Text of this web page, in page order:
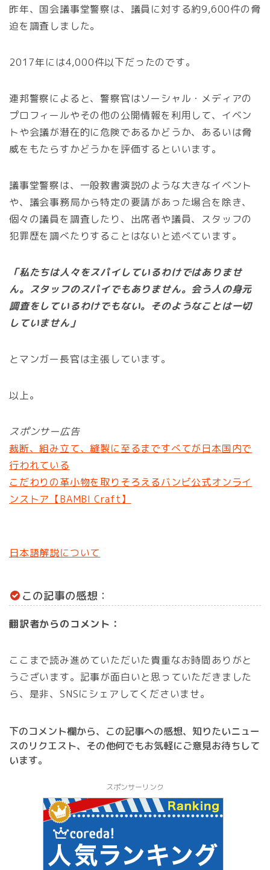
昨年、国会議事堂警察は、議員に対する約9,600件の脅
迫を調査しました。
2017年には4,000件以下だったのです。
連邦警察によると、警察官はソーシャル・メディアの
プロフィールやその他の公開情報を利用して、イベン
トや会議が潜在的に危険であるかどうか、あるいは脅
威をもたらすかどうかを評価するといいます。
議事堂警察は、一般教書演説のような大きなイベント
や、議会事務局から特定の要請があった場合を除き、
個々の議員を調査したり、出席者や議員、スタッフの
犯罪歴を調べたりすることはないと述べています。
「私たちは人々をスパイしているわけではありませ
ん。スタッフのスパイでもありません。会う人の身元
調査をしているわけでもない。そのようなことは一切
していません」
とマンガー長官は主張しています。
以上。
スポンサー広告
裁断、組み立て、縫製に至るまですべてが日本国内で
行われている
こだわりの革小物を取りそろえるバンビ公式オンライ
ンストア【BAMBI Craft】
日本語解説について
この記事の感想：
翻訳者からのコメント：
ここまで読み進めていただいた貴重なお時間ありがと
うございます。記事が面白いと思っていただきました
ら、是非、SNSにシェアしてくださいませ。
下のコメント欄から、この記事への感想、知りたいニュー
スのリクエスト、その他何でもお気軽にご意見お待ちして
います。
スポンサーリンク